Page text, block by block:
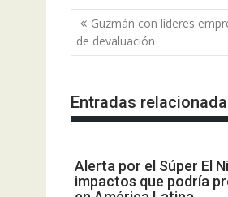
Navegación
de
entradas
Guzmán con líderes
de devaluación
Entradas
Alerta por el Súper El
impactos que podría